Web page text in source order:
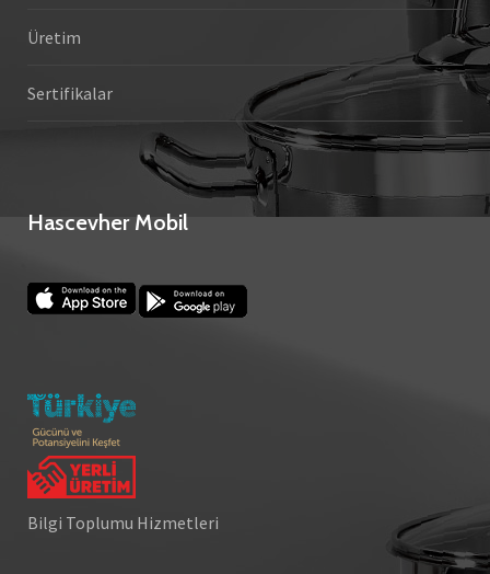
Üretim
Sertifikalar
Hascevher Mobil
Bilgi Toplumu Hizmetleri